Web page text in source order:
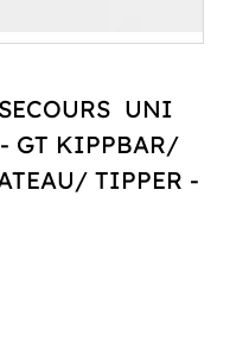
UNI
- GT KIPPBAR/
TIPPER -